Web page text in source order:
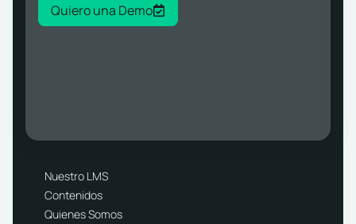
Quiero una Demo
Nuestro LMS
Contenidos
Quienes Somos